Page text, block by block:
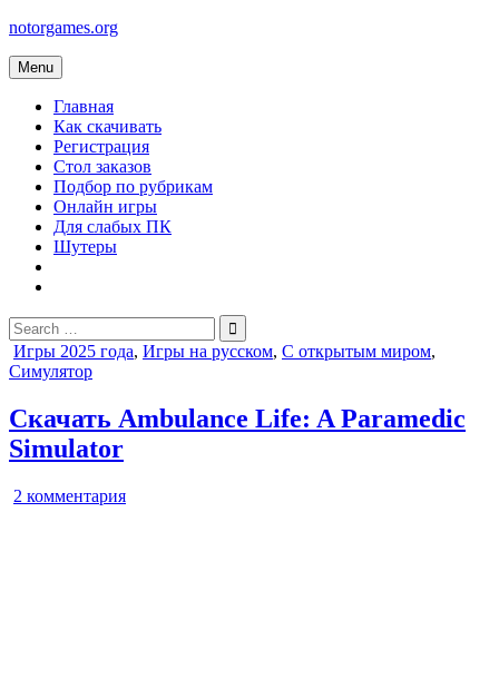
Skip
content
notorgames.org
Menu
Главная
Как скачивать
Регистрация
Стол заказов
Подбор по рубрикам
Онлайн игры
Для слабых ПК
Шутеры
Search
for:
Posted
in
Игры 2025 года, Игры на русском, С открытым миром,
Симулятор
Скачать Ambulance Life: A Paramedic
Simulator
2 комментарияк